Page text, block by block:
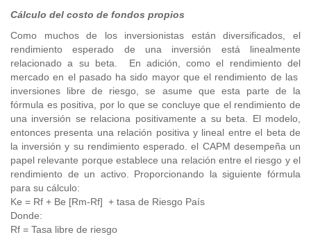
Cálculo del costo de fondos propios
Como muchos de los inversionistas están diversificados, el
rendimiento esperado de una inversión está linealmente
relacionado a su beta. En adición, como el rendimiento del
mercado en el pasado ha sido mayor que el rendimiento de las
inversiones libre de riesgo, se asume que esta parte de la
fórmula es positiva, por lo que se concluye que el rendimiento de
una inversión se relaciona positivamente a su beta. El modelo,
entonces presenta una relación positiva y lineal entre el beta de
la inversión y su rendimiento esperado. el CAPM desempeña un
papel relevante porque establece una relación entre el riesgo y el
rendimiento de un activo. Proporcionando la siguiente fórmula
para su cálculo:
Ke = Rf + Be [Rm-Rf] + tasa de Riesgo País
Donde:
Rf = Tasa libre de riesgo